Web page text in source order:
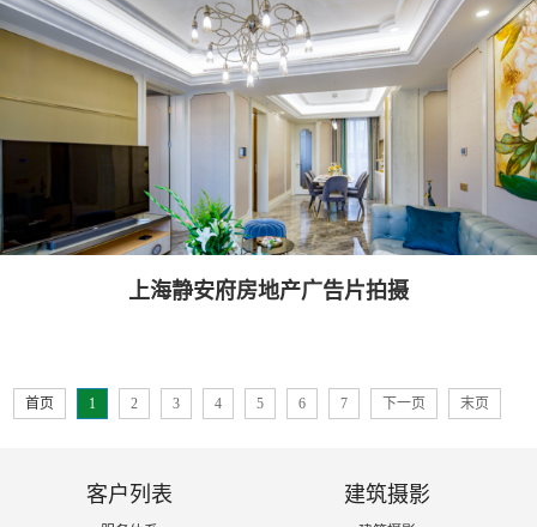
上海静安府房地产广告片拍摄
首页 1 2 3 4 5 6 7 下一页 末页
客户列表 建筑摄影